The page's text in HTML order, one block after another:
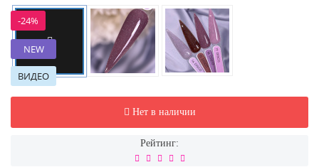
-24%
NEW
ВИДЕО
Смотреть
видео
Нет в наличии
Рейтинг: